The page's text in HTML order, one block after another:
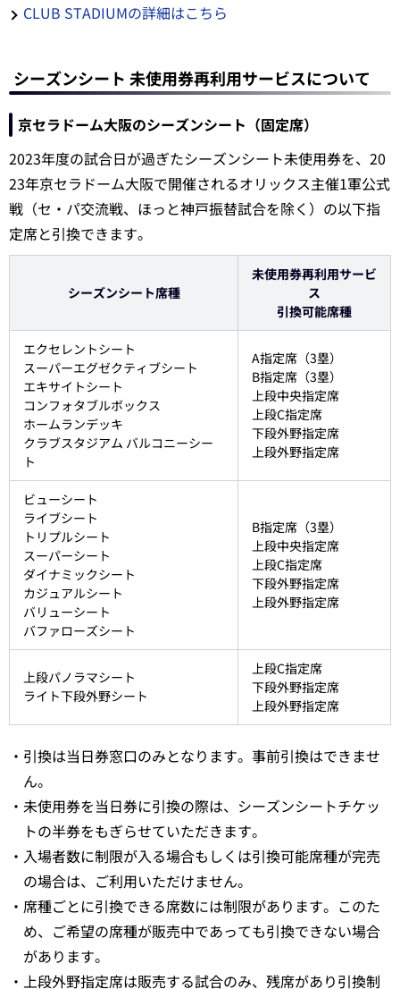
CLUB STADIUMの詳細はこちら
シーズンシート 未使用券再利用サービスについて
京セラドーム大阪のシーズンシート（固定席）
2023年度の試合日が過ぎたシーズンシート未使用券を、20
23年京セラドーム大阪で開催されるオリックス主催1軍公式
戦（セ・パ交流戦、ほっと神戸振替試合を除く）の以下指
定席と引換できます。
シーズンシート席種
未使用券再利用サービ
ス
引換可能席種
エクセレントシート
スーパーエグゼクティブシート
エキサイトシート
コンフォタブルボックス
ホームランデッキ
クラブスタジアム バルコニーシー
ト
A指定席（3塁）
B指定席（3塁）
上段中央指定席
上段C指定席
下段外野指定席
上段外野指定席
ビューシート
ライブシート
トリプルシート
スーパーシート
ダイナミックシート
カジュアルシート
バリューシート
バファローズシート
B指定席（3塁）
上段中央指定席
上段C指定席
下段外野指定席
上段外野指定席
上段パノラマシート
ライト下段外野シート
上段C指定席
下段外野指定席
上段外野指定席
・引換は当日券窓口のみとなります。事前引換はできませ
ん。
・未使用券を当日券に引換の際は、シーズンシートチケッ
トの半券をもぎらせていただきます。
・入場者数に制限が入る場合もしくは引換可能席種が完売
の場合は、ご利用いただけません。
・席種ごとに引換できる席数には制限があります。このた
め、ご希望の席種が販売中であっても引換できない場合
があります。
・上段外野指定席は販売する試合のみ、残席があり引換制